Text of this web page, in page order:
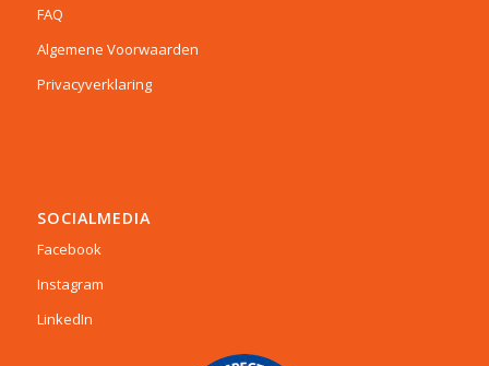
FAQ
Algemene Voorwaarden
Privacyverklaring
SOCIALMEDIA
Facebook
Instagram
LinkedIn